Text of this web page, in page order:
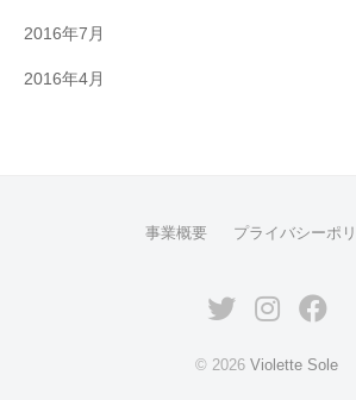
2016年7月
2016年4月
事業概要 プライバシーポ
© 2026 Violette Sole